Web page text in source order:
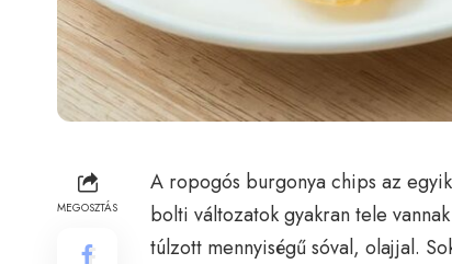
MEGOSZTÁS
A ropogós burgonya chips az
bolti változatok gyakran tele
túlzott mennyiségű sóval, olajjal.